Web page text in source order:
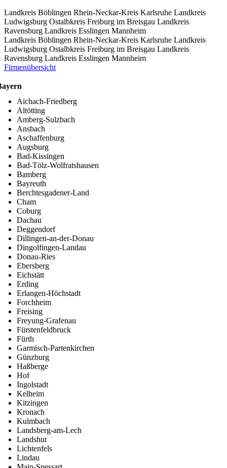
Landkreis Böblingen Rhein-Neckar-Kreis Karlsruhe Landkreis
Ludwigsburg Ostalbkreis Freiburg im Breisgau Landkreis
Ravensburg Landkreis Esslingen Mannheim
Landkreis Böblingen Rhein-Neckar-Kreis Karlsruhe Landkreis
Ludwigsburg Ostalbkreis Freiburg im Breisgau Landkreis
Ravensburg Landkreis Esslingen Mannheim
Firmenübersicht
Aichach-Friedberg
Altötting
Amberg-Sulzbach
Ansbach
Aschaffenburg
Augsburg
Bad-Kissingen
Bad-Tölz-Wolfratshausen
Bamberg
Bayreuth
Berchtesgadener-Land
Cham
Coburg
Dachau
Deggendorf
Dillingen-an-der-Donau
Dingolfingen-Landau
Donau-Ries
Ebersberg
Eichstätt
Erding
Erlangen-Höchstadt
Forchheim
Freising
Freyung-Grafenau
Fürstenfeldbruck
Fürth
Garmisch-Partenkirchen
Günzburg
Haßberge
Hof
Ingolstadt
Kelheim
Kitzingen
Kronach
Kulmbach
Landsberg-am-Lech
Landshut
Lichtenfels
Lindau